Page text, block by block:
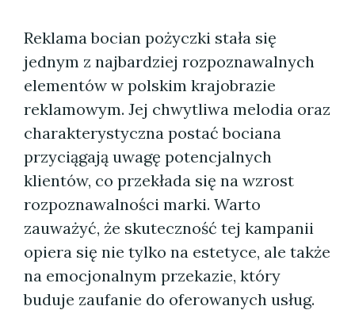
Reklama bocian pożyczki stała się
jednym z najbardziej rozpoznawalnych
elementów w polskim krajobrazie
reklamowym. Jej chwytliwa melodia oraz
charakterystyczna postać bociana
przyciągają uwagę potencjalnych
klientów, co przekłada się na wzrost
rozpoznawalności marki. Warto
zauważyć, że skuteczność tej kampanii
opiera się nie tylko na estetyce, ale także
na emocjonalnym przekazie, który
buduje zaufanie do oferowanych usług.